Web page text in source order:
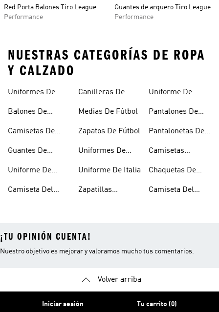
Red Porta Balones Tiro League
Performance
Guantes de arquero Tiro League
Performance
NUESTRAS CATEGORÍAS DE ROPA
Y CALZADO
Uniformes De
Balones De
Camisetas De
Guantes De
Uniforme De
Camiseta Del
Canilleras De
Medias De Fútbol
Zapatos De Fútbol
Uniformes De
Uniforme De Italia
Zapatillas
Uniforme De
Pantalones De
Pantalonetas De
Camisetas
Chaquetas De
Camiseta Del
¡TU OPINIÓN CUENTA!
Nuestro objetivo es mejorar y valoramos mucho tus comentarios.
Volver arriba
Iniciar sesión Tu carrito (0)